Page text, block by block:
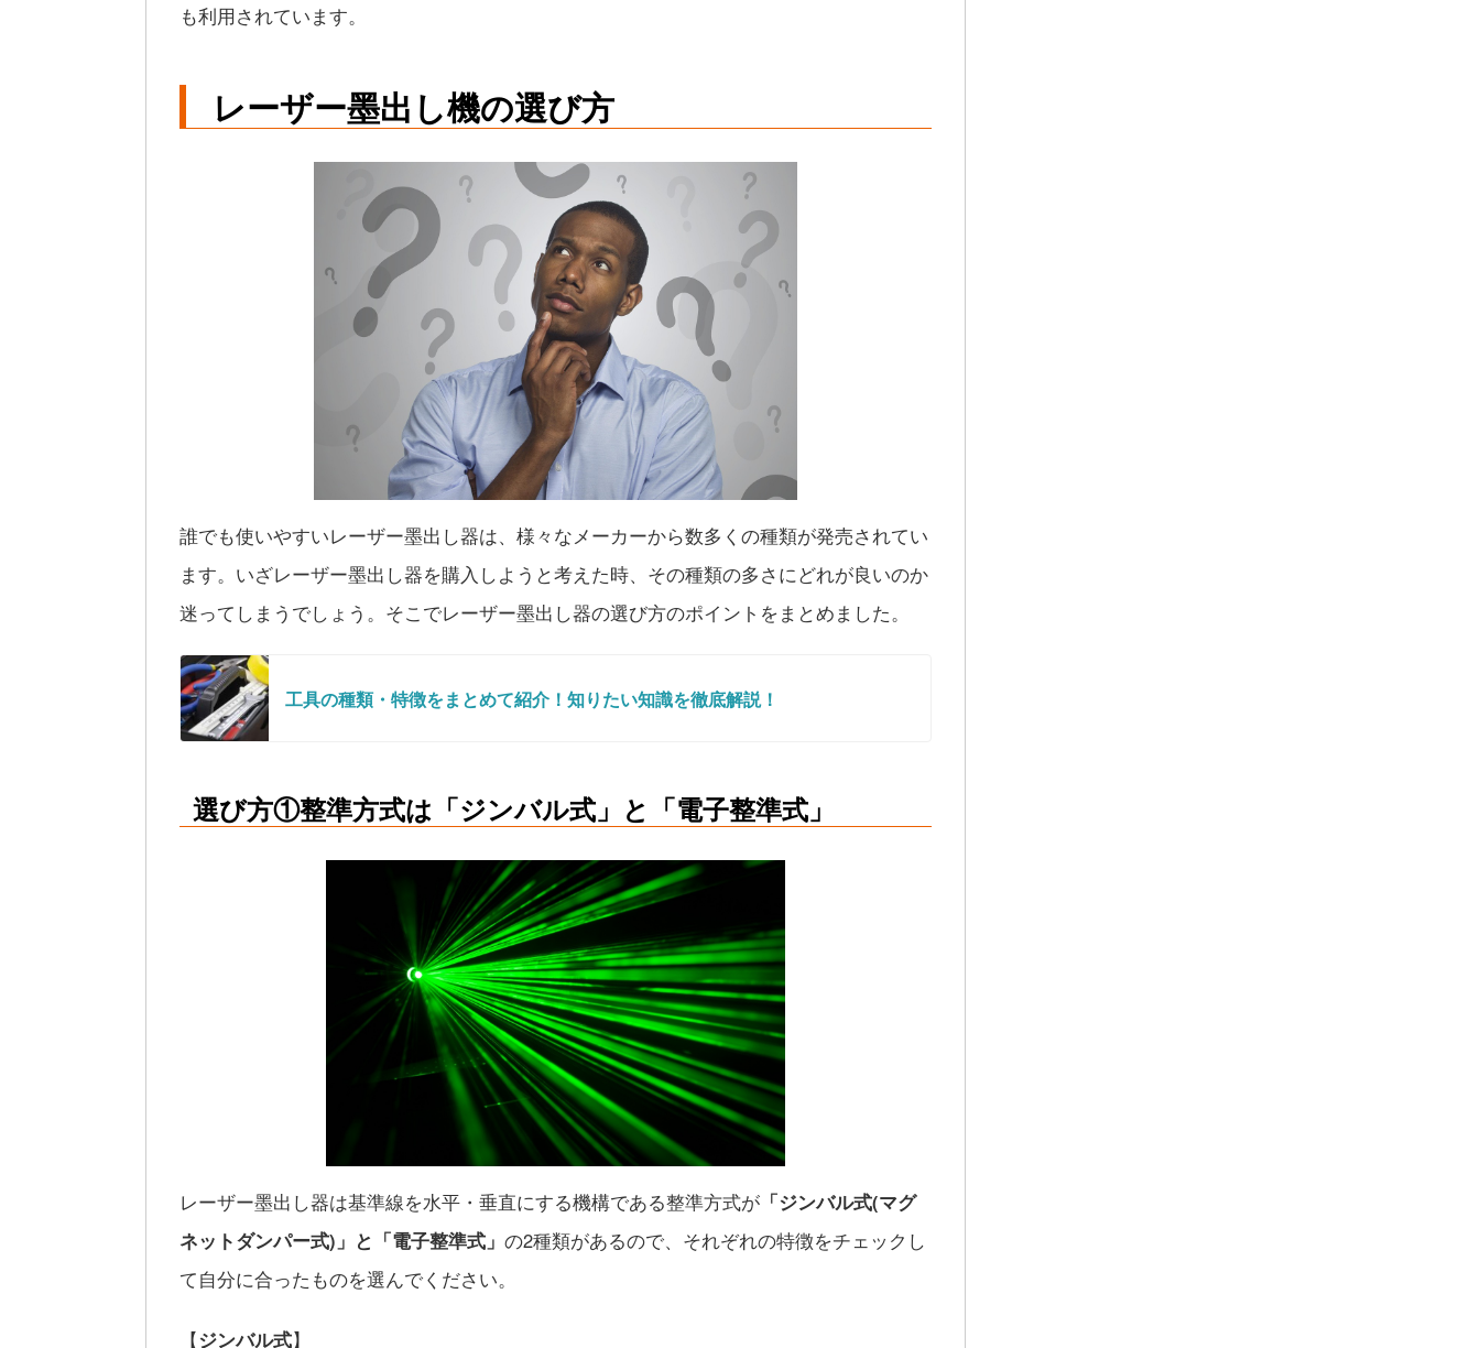
も利用されています。
レーザー墨出し機の選び方
誰でも使いやすいレーザー墨出し器は、様々なメーカーから数多くの種類が発売されてい
ます。いざレーザー墨出し器を購入しようと考えた時、その種類の多さにどれが良いのか
迷ってしまうでしょう。そこでレーザー墨出し器の選び方のポイントをまとめました。
工具の種類・特徴をまとめて紹介！知りたい知識を徹底解説！
選び方①整準方式は「ジンバル式」と「電子整準式」
レーザー墨出し器は基準線を水平・垂直にする機構である整準方式が 「ジンバル式(マグ
ネットダンパー式)」と「電子整準式」 の2種類があるので、それぞれの特徴をチェックし
て自分に合ったものを選んでください。
【ジンバル式】